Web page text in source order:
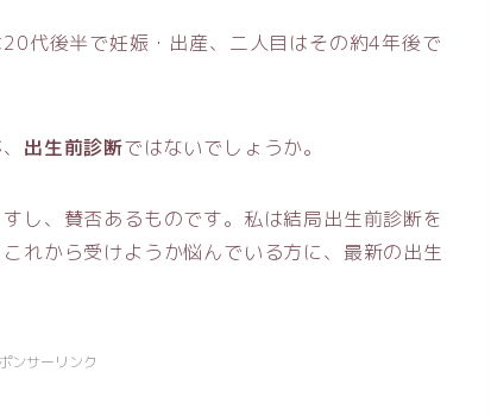
代後半で妊娠・出産、二人目はその約4年後で
出生前診断ではないでしょうか。
し、賛否あるものです。私は結局出生前診断を
れから受けようか悩んでいる方に、最新の出生
ンサーリンク